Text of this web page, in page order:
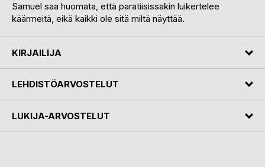
Samuel saa huomata, että paratiisissakin luikertelee
käärmeitä, eikä kaikki ole sitä miltä näyttää.
KIRJAILIJA
LEHDISTÖARVOSTELUT
LUKIJA-ARVOSTELUT